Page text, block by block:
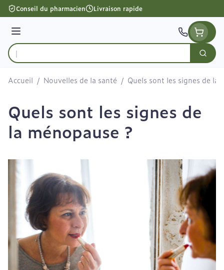
Aller au contenu
Conseil du pharmacien Livraison rapide
Menu
Rechercher
Accueil / Nouvelles de la santé / Quels sont les signes de la
Quels sont les signes de
la ménopause ?